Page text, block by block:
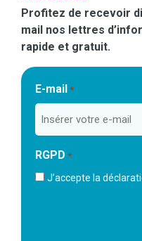
Profitez de recevoir
mail nos lettres
rapide et gratuit.
E-mail *
RGPD *
J’accepte la